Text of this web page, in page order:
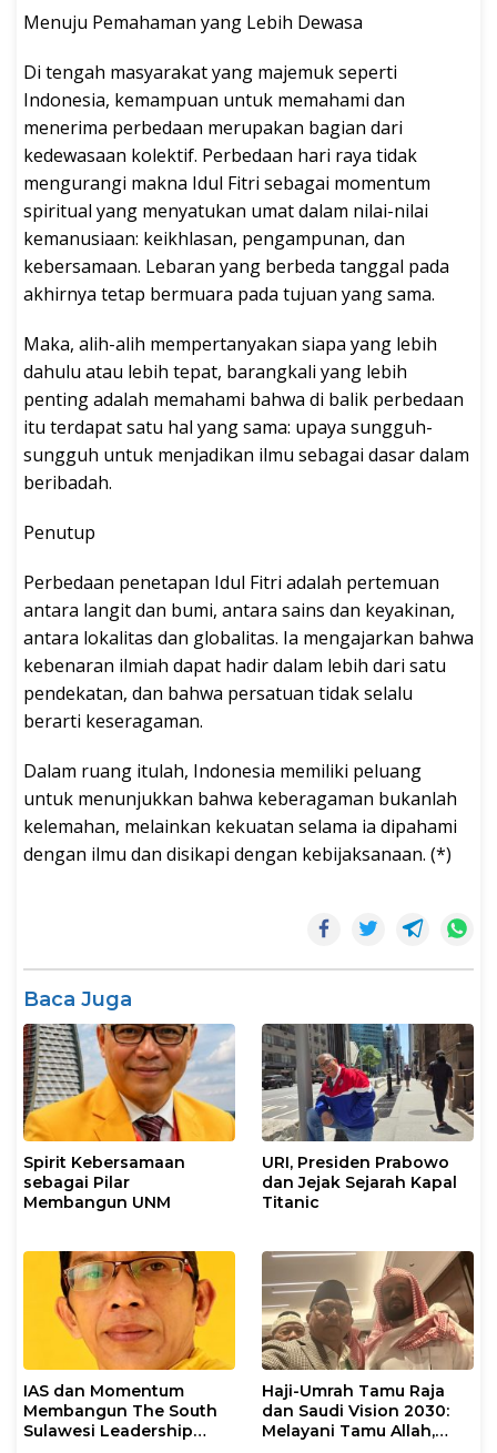
Menuju Pemahaman yang Lebih Dewasa
Di tengah masyarakat yang majemuk seperti
Indonesia, kemampuan untuk memahami dan
menerima perbedaan merupakan bagian dari
kedewasaan kolektif. Perbedaan hari raya tidak
mengurangi makna Idul Fitri sebagai momentum
spiritual yang menyatukan umat dalam nilai-nilai
kemanusiaan: keikhlasan, pengampunan, dan
kebersamaan. Lebaran yang berbeda tanggal pada
akhirnya tetap bermuara pada tujuan yang sama.
Maka, alih-alih mempertanyakan siapa yang lebih
dahulu atau lebih tepat, barangkali yang lebih
penting adalah memahami bahwa di balik perbedaan
itu terdapat satu hal yang sama: upaya sungguh-
sungguh untuk menjadikan ilmu sebagai dasar dalam
beribadah.
Penutup
Perbedaan penetapan Idul Fitri adalah pertemuan
antara langit dan bumi, antara sains dan keyakinan,
antara lokalitas dan globalitas. Ia mengajarkan bahwa
kebenaran ilmiah dapat hadir dalam lebih dari satu
pendekatan, dan bahwa persatuan tidak selalu
berarti keseragaman.
Dalam ruang itulah, Indonesia memiliki peluang
untuk menunjukkan bahwa keberagaman bukanlah
kelemahan, melainkan kekuatan selama ia dipahami
dengan ilmu dan disikapi dengan kebijaksanaan. (*)
Baca Juga
Spirit Kebersamaan
sebagai Pilar
Membangun UNM
URI, Presiden Prabowo
dan Jejak Sejarah Kapal
Titanic
IAS dan Momentum
Membangun The South
Sulawesi Leadership
Haji-Umrah Tamu Raja
dan Saudi Vision 2030:
Melayani Tamu Allah,